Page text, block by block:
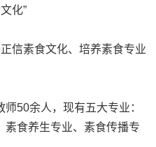
化”
信素食文化、培养素食专业
50余人，现有五大专业：
素食养生专业、素食传播专